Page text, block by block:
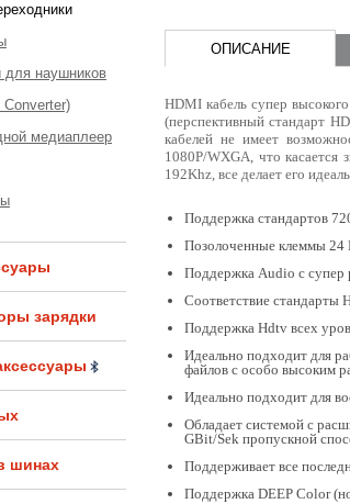
для наушников
медиаплеер
зарядки
шинах
ОПИСАНИЕ
HDMI кабель супер
(перспективный стандарт
кабелей не имеет
1080P/WXGA, что касается
192Khz, все делает его
Поддержка стандартов
Позолоченные клеммы 24
Поддержка Audio с супер
Соответствие стандарты
Поддержка Hdtv всех
Идеально подходит для
файлов с особо высоким
Идеально подходит для
Обладает системой с
GBit/Sek пропускной
Поддерживает все
Поддержка DEEP Color